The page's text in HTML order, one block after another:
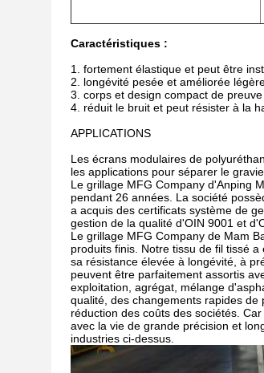
Caractéristiques :
1. fortement élastique et peut être
2. longévité pesée et améliorée
3. corps et design compact de
4. réduit le bruit et peut résister à la
APPLICATIONS
Les écrans modulaires de
les applications pour séparer le
Le grillage MFG Company d'Anping
pendant 26 années. La société
a acquis des certificats système de
gestion de la qualité d'OIN 9001 et
Le grillage MFG Company de Mam
produits finis. Notre tissu de fil tissé
sa résistance élevée à longévité, à
peuvent être parfaitement assortis
exploitation, agrégat, mélange
qualité, des changements rapides
réduction des coûts des sociétés.
avec la vie de grande précision et
industries ci-dessus.